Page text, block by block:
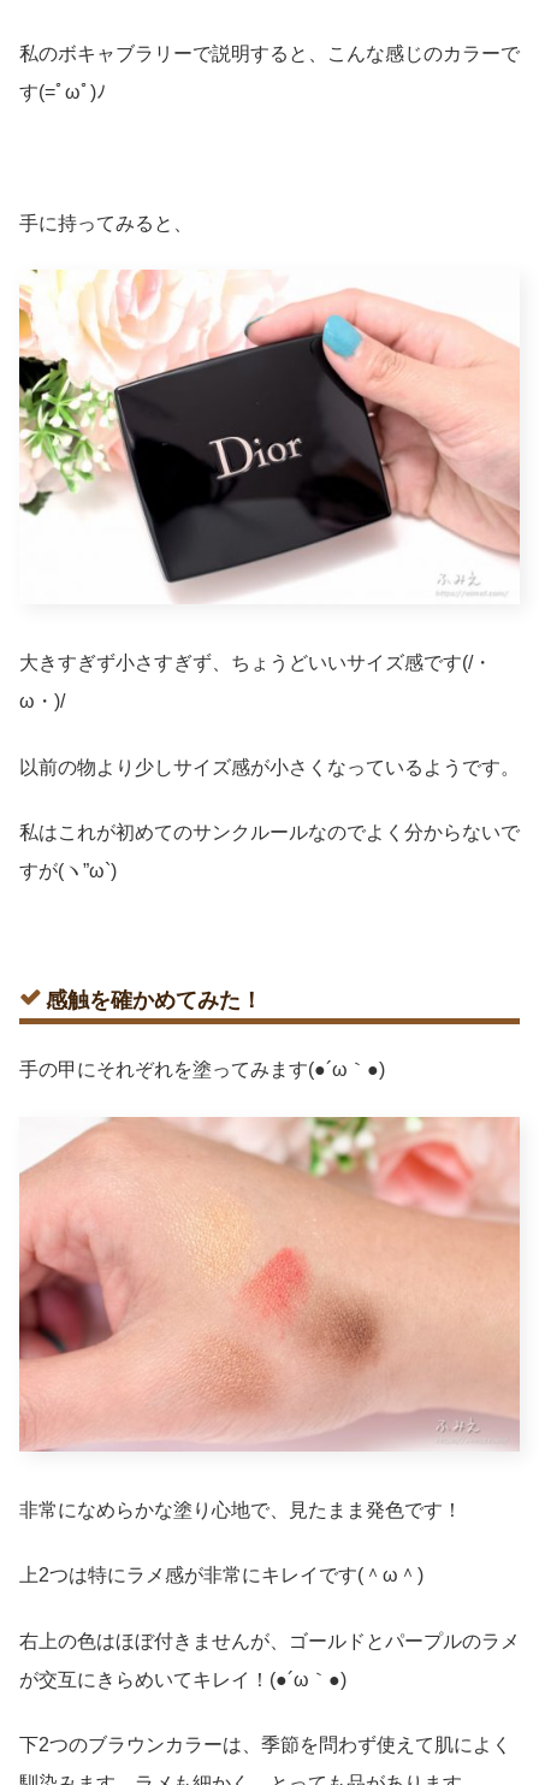
私のボキャブラリーで説明すると、こんな感じのカラーで
す(=ﾟωﾟ)ﾉ
手に持ってみると、
大きすぎず小さすぎず、ちょうどいいサイズ感です(/・
ω・)/
以前の物より少しサイズ感が小さくなっているようです。
私はこれが初めてのサンクルールなのでよく分からないで
すが(ヽ”ω`)
感触を確かめてみた！
手の甲にそれぞれを塗ってみます(●´ω｀●)
非常になめらかな塗り心地で、見たまま発色です！
上2つは特にラメ感が非常にキレイです(＾ω＾)
右上の色はほぼ付きませんが、ゴールドとパープルのラメ
が交互にきらめいてキレイ！(●´ω｀●)
下2つのブラウンカラーは、季節を問わず使えて肌によく